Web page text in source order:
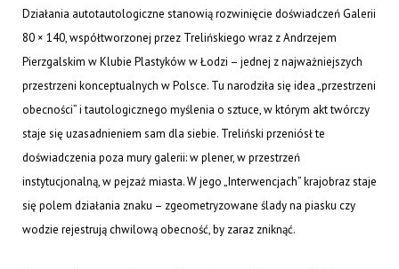
Działania autotautologiczne stanowią rozwinięcie doświadczeń Galerii
80 × 140, współtworzonej przez Trelińskiego wraz z Andrzejem
Pierzgalskim w Klubie Plastyków w Łodzi – jednej z najważniejszych
przestrzeni konceptualnych w Polsce. Tu narodziła się idea „przestrzeni
obecności” i tautologicznego myślenia o sztuce, w którym akt twórczy
staje się uzasadnieniem sam dla siebie. Treliński przeniósł te
doświadczenia poza mury galerii: w plener, w przestrzeń
instytucjonalną, w pejzaż miasta. W jego „Interwencjach” krajobraz staje
się polem działania znaku – zgeometryzowane ślady na piasku czy
wodzie rejestrują chwilową obecność, by zaraz zniknąć.